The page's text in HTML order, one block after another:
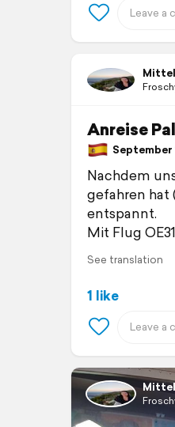
Anreise
September
Nachdem
gefahren hat
entspannt.
Mit Flug
See translation
1 like